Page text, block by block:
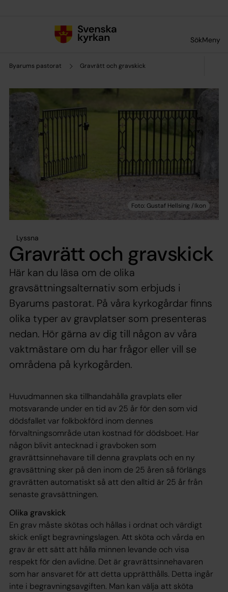
SökMeny
Byarums pastorat Gravrätt och gravskick
Lyssna
Gravrätt och gravskick
Här kan du läsa om de olika
gravsättningsalternativ som erbjuds i
Byarums pastorat. På våra kyrkogårdar finns
olika typer av gravplatser som presenteras
nedan. Hör gärna av dig till någon av våra
vaktmästare om du har frågor eller vill se
områdena på kyrkogården.
Huvudmannen ska tillhandahålla gravplats eller
motsvarande under en tid av 25 år för den som vid
dödsfallet var folkbokförd inom dennes
förvaltningsområde utan kostnad för dödsboet. Har
någon blivit antecknad i gravboken som
gravrättsinnehavare till denna gravplats och en ny
gravsättning sker på den inom de 25 åren så förlängs
gravrätten automatiskt så att den alltid är 25 år från
senaste gravsättningen.
Olika gravskick
En grav måste skötas och hållas i ordnat och värdigt
skick enligt begravningslagen. Att sköta och vårda en
grav är ett sätt att hålla minnen levande och visa
respekt för den avlidne. Det är gravrättsinnehavaren
som har ansvaret för att detta upprätthålls. Detta ingår
inte i begravningsavgiften. Man kan välja att sköta